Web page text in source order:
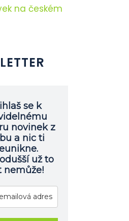
na českém
se k
novinek z
a nic ti
už to
nemůže!